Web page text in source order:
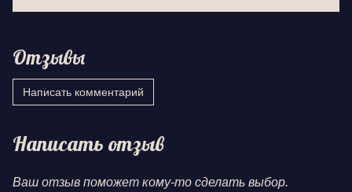
Отзывы
Написать комментарий
Написать отзыв
Ваш отзыв поможет кому-то сделать выбор.